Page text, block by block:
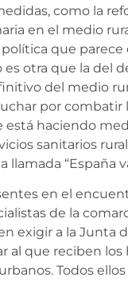
como la
en el medio
que parece
es otra que la del
del medio
por combatir
está haciendo
sanitarios
llamada “España
en el
de la
exigir a la Junta
al que reciben
Todos